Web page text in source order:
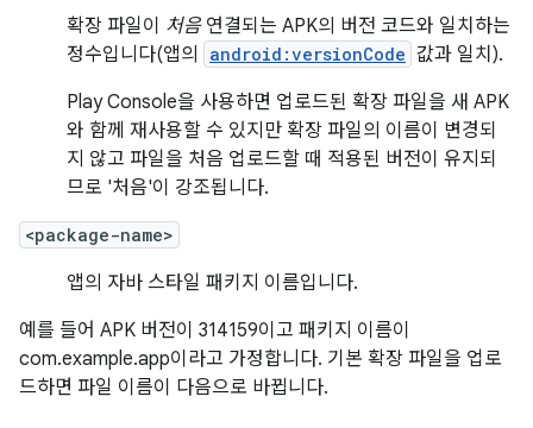
확장 파일이 처음연결되는 APK의 버전 코드와 일치하는
정수입니다(앱의
android:versionCode 값과 일치).
Play Console을 사용하면 업로드된 확장 파일을 새 APK
와 함께 재사용할 수 있지만 확장 파일의 이름이 변경되
지 않고 파일을 처음 업로드할 때 적용된 버전이 유지되
므로 '처음'이 강조됩니다.
<package-name>
앱의 자바 스타일 패키지 이름입니다.
예를 들어 APK 버전이 314159이고 패키지 이름이
com.example.app이라고 가정합니다. 기본 확장 파일을 업로
드하면 파일 이름이 다음으로 바뀝니다.